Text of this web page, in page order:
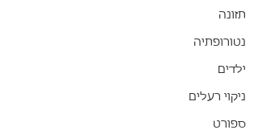
תזונה
נטורופתיה
ילדים
ניקוי רעלים
ספורט